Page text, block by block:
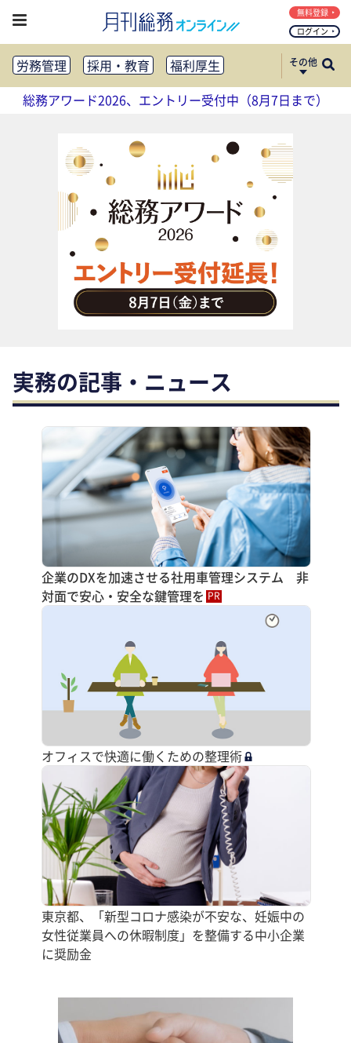
ログイン
無料登録
労務管理 採用・教育
福利厚生
健康経営
働き方改革
法務・コンプライアンス
リスクマネジメント・BCP
社外・社内広報
社外・社内コミュニケーション活性化
FM・オフィス移転
CSR・SDGs
テクノロジー活用・DX
助成金・補助金・コスト削減
アウトソーシング・BPO
調査・レポート
その他
総務アワード2026、エントリー受付中（8月7日まで）
実務の記事・ニュース
企業のDXを加速させる社用車管理システム 非
対面で安心・安全な鍵管理を PR
オフィスで快適に働くための整理術
東京都、「新型コロナ感染が不安な、妊娠中の
女性従業員への休暇制度」を整備する中小企業
に奨励金